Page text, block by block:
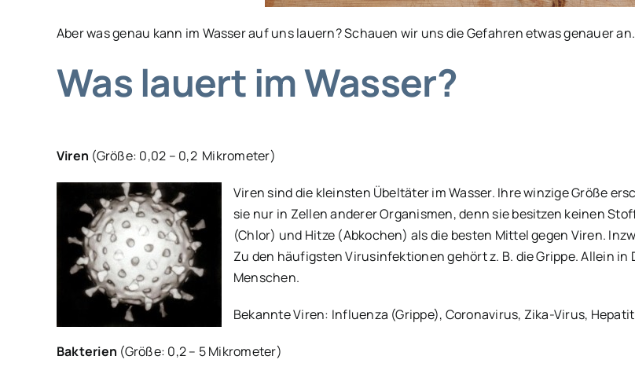
Aber was genau kann im Wasser auf uns lauern? Schauen wir uns die Gefahren etwas genauer an.
Was lauert im Wasser?
Viren (Größe: 0,02 – 0,2 Mikrometer)
Viren sind die kleinsten Übeltäter im Wasser. Ihre winzige Größe
sie nur in Zellen anderer Organismen, denn sie besitzen keinen
(Chlor) und Hitze (Abkochen) als die besten Mittel gegen Viren.
Zu den häufigsten Virusinfektionen gehört z. B. die Grippe. Allein
Menschen.
Bekannte Viren: Influenza (Grippe), Coronavirus, Zika-Virus,
Bakterien (Größe: 0,2 – 5 Mikrometer)